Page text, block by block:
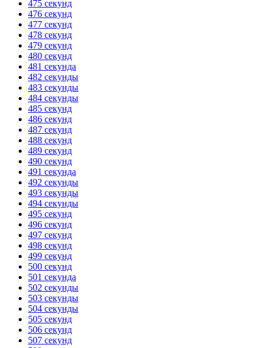
475 секунд
476 секунд
477 секунд
478 секунд
479 секунд
480 секунд
481 секунда
482 секунды
483 секунды
484 секунды
485 секунд
486 секунд
487 секунд
488 секунд
489 секунд
490 секунд
491 секунда
492 секунды
493 секунды
494 секунды
495 секунд
496 секунд
497 секунд
498 секунд
499 секунд
500 секунд
501 секунда
502 секунды
503 секунды
504 секунды
505 секунд
506 секунд
507 секунд